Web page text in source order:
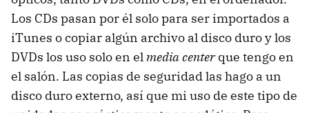
Los CDs pasan por él solo para ser importados a
iTunes o copiar algún archivo al disco duro y los
DVDs los uso solo en el media centerque tengo en
el salón. Las copias de seguridad las hago a un
disco duro externo, así que mi uso de este tipo de